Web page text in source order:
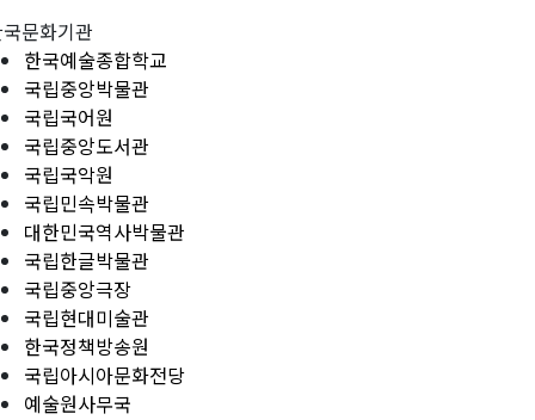
문화기관
한국예술종합학교
국립중앙박물관
국립국어원
국립중앙도서관
국립국악원
국립민속박물관
대한민국역사박물관
국립한글박물관
국립중앙극장
국립현대미술관
한국정책방송원
국립아시아문화전당
예술원사무국